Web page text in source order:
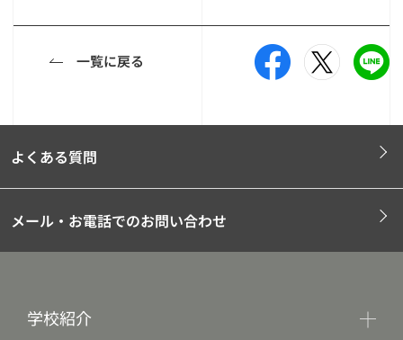
一覧に戻る
よくある質問
メール・お電話でのお問い合わせ
学校紹介